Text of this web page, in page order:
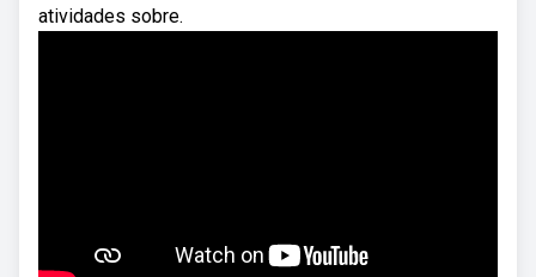
atividades sobre.